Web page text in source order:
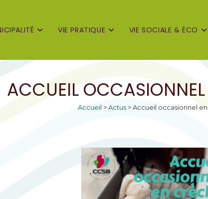
VIE PRATIQUE VIE SOCIALE & ÉCO
ACCUEIL
Accueil >Actus >Accueil occasionnel